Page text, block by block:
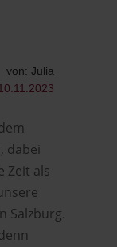
von: Julia
dabei
Zeit als
Salzburg.